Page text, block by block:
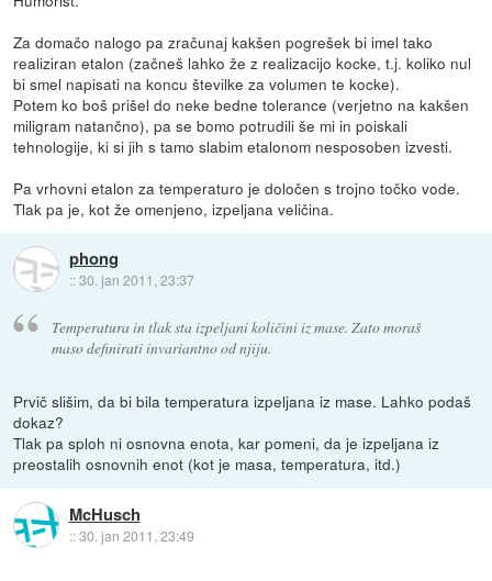
Za domačo nalogo pa zračunaj kakšen pogrešek bi imel tako
realiziran etalon (začneš lahko že z realizacijo kocke, t.j. koliko nul
bi smel napisati na koncu številke za volumen te kocke).
Potem ko boš prišel do neke bedne tolerance (verjetno na kakšen
miligram natančno), pa se bomo potrudili še mi in poiskali
tehnologije, ki si jih s tamo slabim etalonom nesposoben izvesti.
Pa vrhovni etalon za temperaturo je določen s trojno točko vode.
Tlak pa je, kot že omenjeno, izpeljana veličina.
phong
::30. jan 2011, 23:37
Temperatura in tlak sta izpeljani količini iz mase. Zato moraš
maso definirati invariantno od njiju.
Prvič slišim, da bi bila temperatura izpeljana iz mase. Lahko podaš
dokaz?
Tlak pa sploh ni osnovna enota, kar pomeni, da je izpeljana iz
preostalih osnovnih enot (kot je masa, temperatura, itd.)
McHusch
::30. jan 2011, 23:49